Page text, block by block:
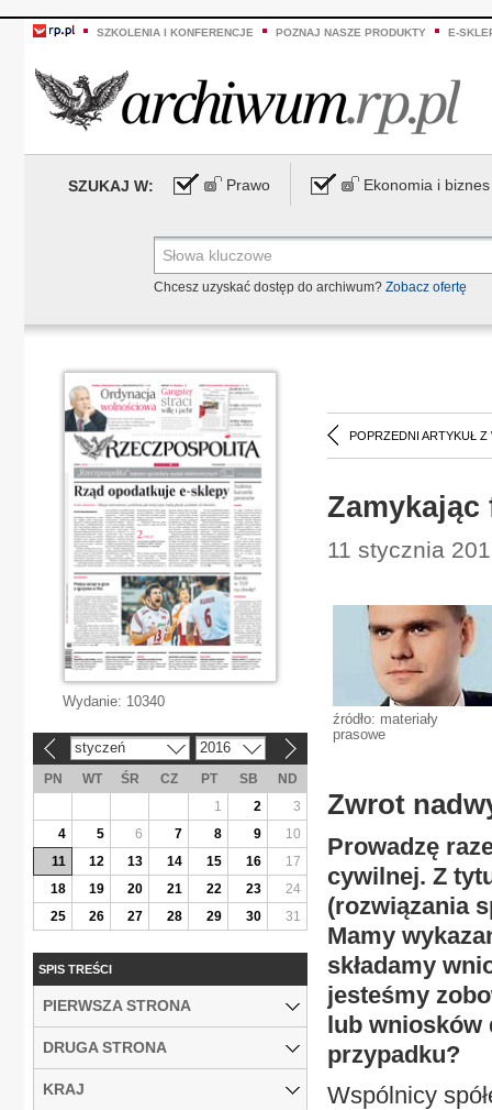
SZKOLENIA I KONFERENCJE POZNAJ NASZE PRODUKTY E-
SZUKAJ W: Prawo Ekonomia i biznes
Chcesz uzyskać dostęp do archiwum? Zobacz ofertę
POPRZEDNI ARTYKUŁ Z
Zamykając
11 stycznia
źródło: materiały
prasowe
Zwrot
Prowadzę
cywilnej. Z
(rozwiązania
Mamy
składamy
jesteśmy
lub wniosków
przypadku?
Wspólnicy
Wydanie: 10340
styczeń 2016
PN WT ŚR CZ PT SB
ND
1
2
3
4
5 6 7 8 9
10
11
12 13 14 15 16
17
18
19 20 21 22 23
24
25
26 27 28 29 30 31
SPIS TREŚCI
PIERWSZA STRONA
DRUGA STRONA
KRAJ